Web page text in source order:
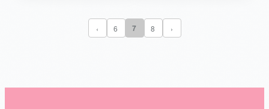
‹ 6 7 8 ›